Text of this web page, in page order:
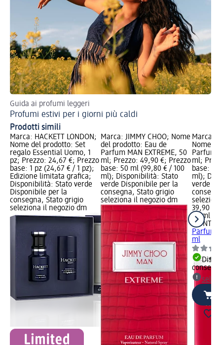
Guida ai profumi leggeri
Profumi estivi per i giorni più caldi
Prodotti simili
Marca: HACKETT LONDON;
Nome del prodotto: Set
regalo Essential Uomo, 1
pz; Prezzo: 24,67 €; Prezzo
base: 1 pz (24,67 € / 1 pz);
Edizione limitata grafica;
Disponibilità: Stato verde
Disponibile per la
consegna, Stato grigio
seleziona il negozio dm
Marca: JIMMY CHOO; Nome
del prodotto: Eau de
Parfum MAN EXTREME, 50
ml; Prezzo: 49,90 €; Prezzo
base: 50 ml (99,80 € / 100
ml); Disponibilità: Stato
verde Disponibile per la
consegna, Stato grigio
seleziona il negozio dm
Marca:
Nome
Parfum
ml;
base:
ml);
verde
39,90 €
50 ml
MONT
Parfum
ml